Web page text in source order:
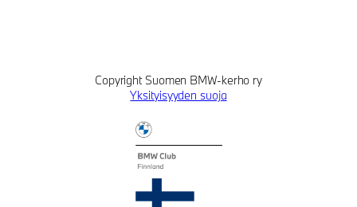
Copyright Suomen BMW-kerho ry
Yksityisyyden suoja